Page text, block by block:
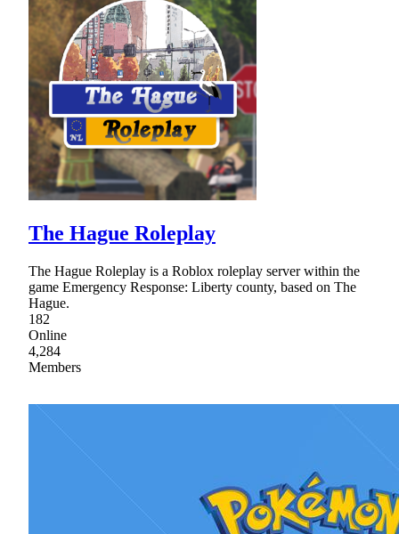
The Hague Roleplay
The Hague Roleplay is a Roblox roleplay server within the
game Emergency Response: Liberty county, based on The
Hague.
182
Online
4,284
Members